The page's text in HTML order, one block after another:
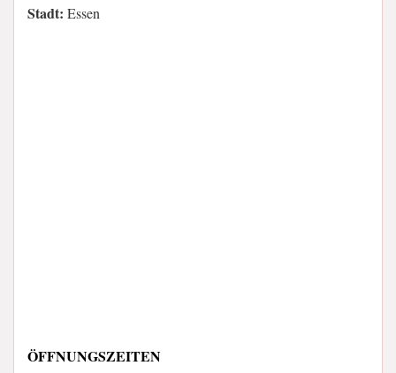
Stadt: Essen
ÖFFNUNGSZEITEN